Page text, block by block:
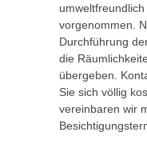
vorgenommen.
Durchführung
die
übergeben.
Sie sich völlig
vereinbaren wir